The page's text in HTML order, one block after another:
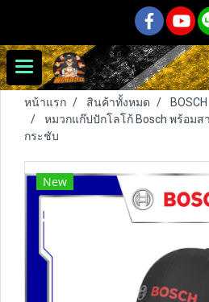
หน้าแรก สินค้าทั้งหมด
BOSCH
หมวกแก๊ปปักโลโก้ Bosch พร้อมส
กระชับ
New